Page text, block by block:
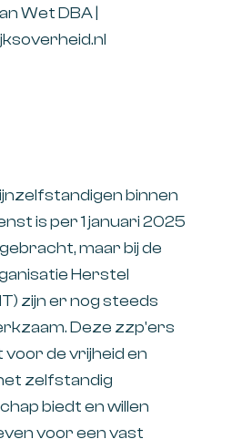
Wet DBA |
binnen
is per 1 januari 2025
maar bij de
Herstel
zijn er nog steeds
Deze zzp'ers
de vrijheid en
zelfstandig
biedt en willen
voor een vast